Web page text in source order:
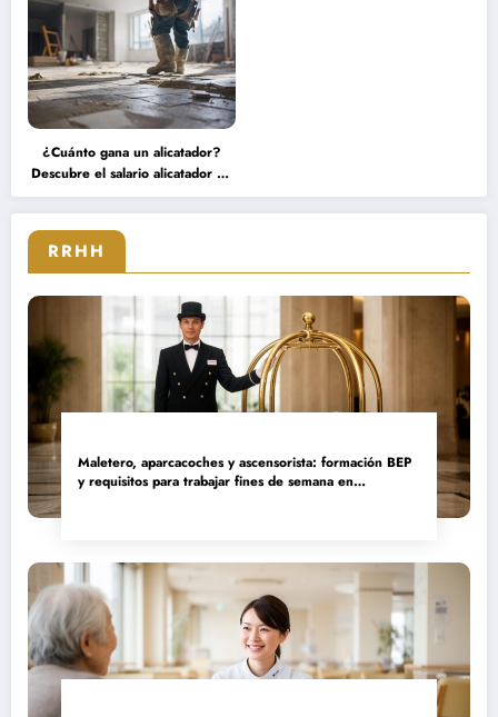
futuro
¿Cuánto gana un alicatador?
Descubre el salario alicatador de
expertos que triunfan en el
sector
RRHH
Maletero, aparcacoches y ascensorista: formación BEP
y requisitos para trabajar fines de semana en